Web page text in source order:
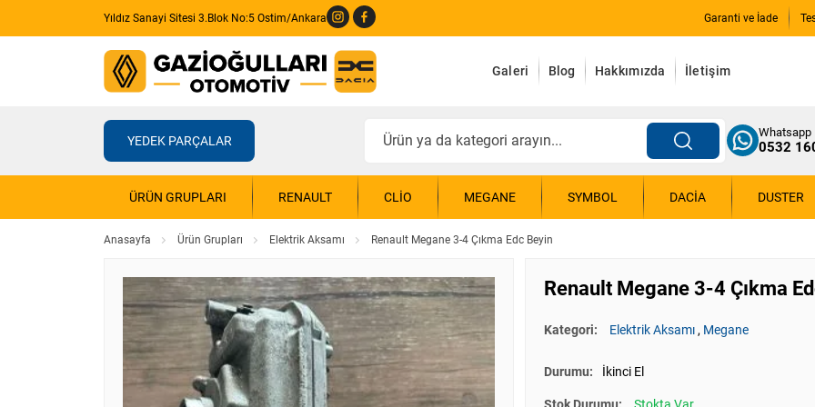
Yıldız Sanayi Sitesi 3.Blok No:5 Ostim/Ankara Garanti ve İade
Galeri Blog Hakkımızda İletişim
YEDEK PARÇALAR
Whatsapp
0532
ÜRÜN GRUPLARI RENAULT CLIO MEGANE SYMBOL DACIA DUSTER
Anasayfa Ürün Grupları Elektrik Aksamı Renault Megane 3-4 Çıkma Edc Beyin
Renault Megane 3-4 Çıkma
Kategori: Elektrik Aksamı, Megane
Durumu: İkinci El